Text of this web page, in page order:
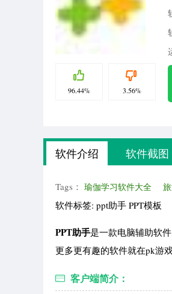
96.44% 3.56%
软件介绍 软件截图
Tags： 瑜伽学习软件大全
软件标签: ppt助手 PPT模板
PPT助手是一款电脑辅助软
更多更有趣的软件就在pk游
客户端简介：